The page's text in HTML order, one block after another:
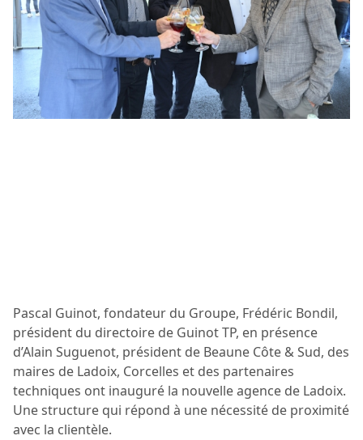
Pascal Guinot, fondateur du Groupe, Frédéric Bondil,
président du directoire de Guinot TP, en présence
d’Alain Suguenot, président de Beaune Côte & Sud, des
maires de Ladoix, Corcelles et des partenaires
techniques ont inauguré la nouvelle agence de Ladoix.
Une structure qui répond à une nécessité de proximité
avec la clientèle.